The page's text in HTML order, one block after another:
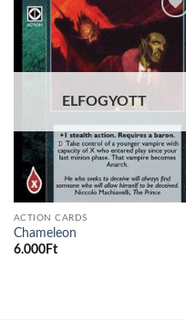
Add to
wishlist
ELFOGYOTT
ACTION CARDS
Chameleon
6.000Ft